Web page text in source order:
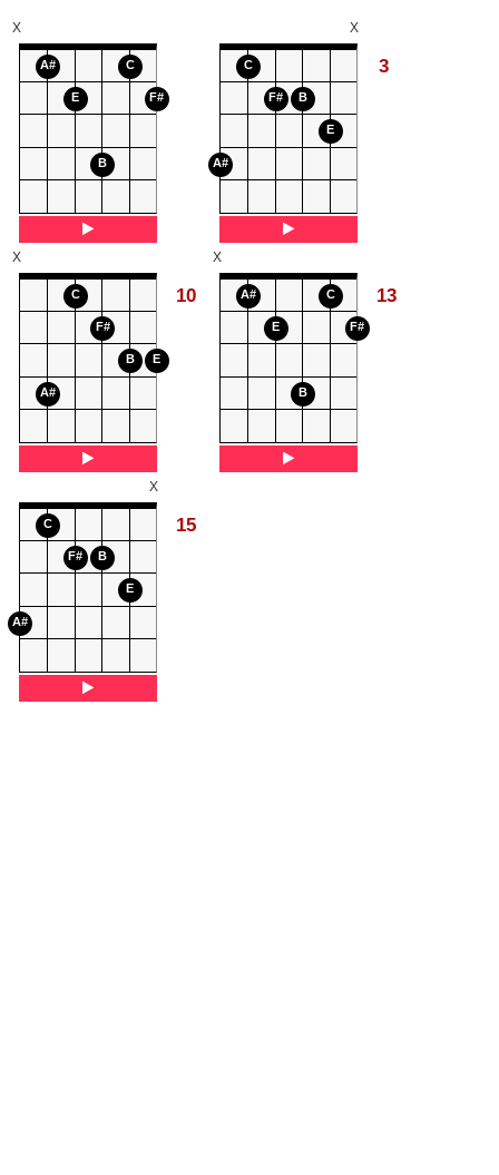
A#
E
B
C
F#
X
A#
C
F# B
E
X
3
A#
C
F#
B E
X
10 A#
E
B
C
F#
X
13
A#
C
F# B
E
X
15